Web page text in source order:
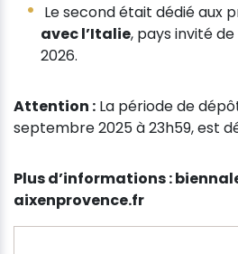
Le second était dédié aux
avec l’Italie, pays invité de
2026.
Attention : La période de
septembre 2025 à 23h59, est
Plus d’informations :
aixenprovence.fr